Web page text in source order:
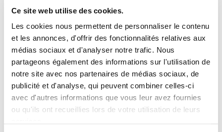
Ce site web utilise des cookies.
Les cookies nous permettent de personnaliser le contenu
et les annonces, d'offrir des fonctionnalités relatives aux
médias sociaux et d'analyser notre trafic. Nous
partageons également des informations sur l'utilisation de
notre site avec nos partenaires de médias sociaux, de
publicité et d'analyse, qui peuvent combiner celles-ci
avec d'autres informations que vous leur avez fournies
ou qu'ils ont recueillies lors de votre utilisation de leurs
su più cicli di servizio, riducendo il consumo di materiale
riciclabile a fine vita, un aspetto rilevante per gli
operatori che gestiscono volumi elevati di servizio
bevande durante eventi ricorrenti.
Il prodotto è venduto in cartoni da 500 pezzi, un
condizionamento coerente con i volumi tipici di bar
temporanei, catering per eventi e strutture che offrono
un servizio di bevande da asporto. È disponibile anche
nella versione compatibile con i bicchieri da 600 ml, per